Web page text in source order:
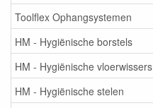
Toolflex Ophangsystemen
HM - Hygiënische borstels
HM - Hygiënische vloerwissers
HM - Hygiënische stelen